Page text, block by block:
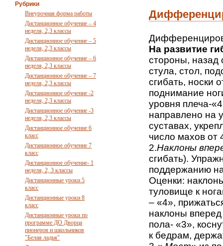
Рубрики
Внеурочная форма работы
Дистанционное обучение – 4
неделя, 2,3 классы
Дистанционное обучение – 5
неделя, 2,3 классы
Дистанционное обучение – 6
неделя, 2,3 классы
Дистанционное обучение – 7
неделя, 2,3 классы
Дистанционное обучение -2
неделя, 2,3 классы
Дистанционное обучение -3
неделя, 2,3 классы
Дистанционное обучение 6
класс
Дистанционное обучение 7
класс
Дистанционное обучение- 1
неделя, 2, 3 классы
Дистанционные уроки 5
класс
Дистанционные уроки 8
класс
Дистанционные уроки по
программе ДО Дворца
пионеров и школьников
"Белая ладья"
На развитие
стороны, назад
стула, стол,
сгибать, носки
поднимание
уровня плеча-
направлено на
суставах,
число махов от
2.Наклоны
сгибать).
поддержанию
Оценки:
туловище к
– «4»,
наклоны
пола- «3»,
к бедрам,